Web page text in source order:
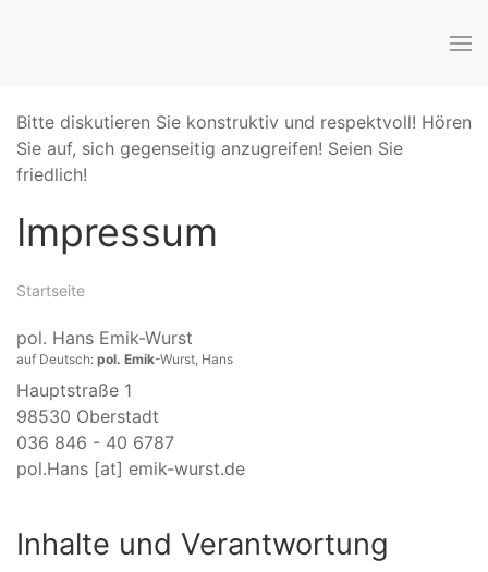
Bitte diskutieren Sie konstruktiv und respektvoll! Hören
Sie auf, sich gegenseitig anzugreifen! Seien Sie
friedlich!
Impressum
Startseite
pol. Hans Emik-Wurst
auf Deutsch: pol. Emik-Wurst, Hans
Hauptstraße 1
98530 Oberstadt
036 846 - 40 6787
pol.Hans [at] emik-wurst.de
Inhalte und Verantwortung